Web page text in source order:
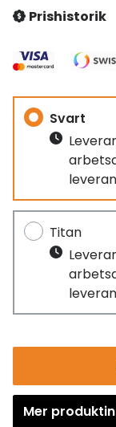
Prishistorik
Svart
Titan
Mer